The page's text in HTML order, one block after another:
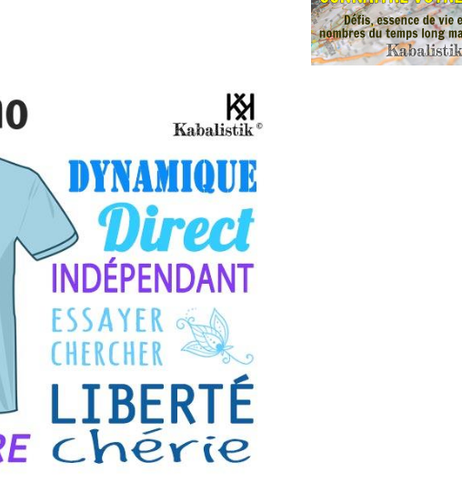
NUMÉROSCOPE
THÈME « DOUBLE JE »
LA NUMÉROLOGIE
LA NUMÉROLOGIE
70.000 PRÉNOMS
(À PROPOS)